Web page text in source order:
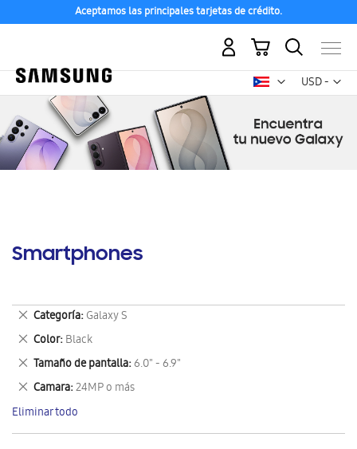
Aceptamos las principales tarjetas de crédito.
USD -
dólar
Mi carrito
Smartphones
Categoría Galaxy S
Eliminar
este
artículo
Color Black
Eliminar
este
artículo
Tamaño de pantalla 6.0" - 6.9"
Eliminar
este
artículo
Camara 24MP o más
Eliminar
este
artículo
Eliminar todo